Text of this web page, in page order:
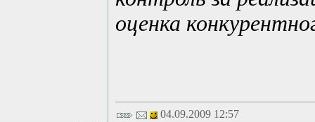
оценка
04.09.2009 12:57